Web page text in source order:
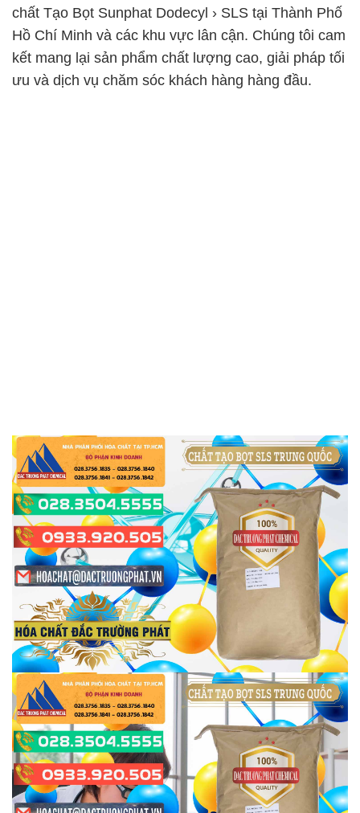
chất Tạo Bọt Sunphat Dodecyl › SLS tại Thành Phố
Hồ Chí Minh và các khu vực lân cận. Chúng tôi cam
kết mang lại sản phẩm chất lượng cao, giải pháp tối
ưu và dịch vụ chăm sóc khách hàng hàng đầu.